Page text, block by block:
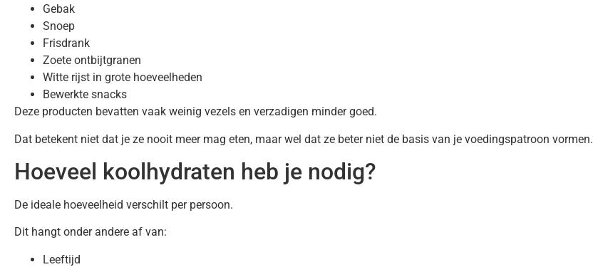
Gebak
Snoep
Frisdrank
Zoete ontbijtgranen
Witte rijst in grote hoeveelheden
Bewerkte snacks
Deze producten bevatten vaak weinig vezels en verzadigen minder goed.
Dat betekent niet dat je ze nooit meer mag eten, maar wel dat ze beter niet de basis van je voedingspatroon vormen.
Hoeveel koolhydraten heb je nodig?
De ideale hoeveelheid verschilt per persoon.
Dit hangt onder andere af van:
Leeftijd